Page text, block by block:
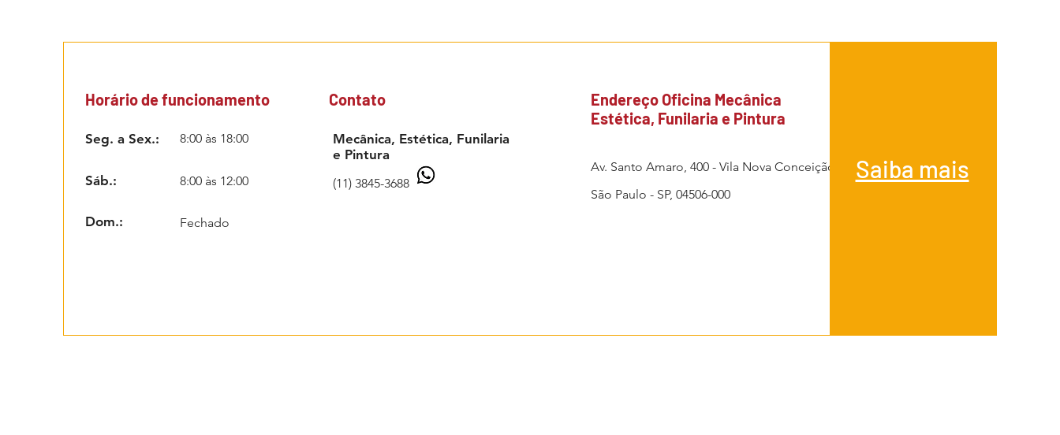
Horário de funcionamento
Seg. a Sex.: 8:00 às 18:00
Sáb.: 8:00 às 12:00
Dom.: Fechado
Contato
Mecânica, Estética, Funilaria
e Pintura
(11) 3845-3688
Endereço Oficina Mecânica
Estética, Funilaria e Pintura
Av. Santo Amaro, 400 - Vila Nova Conceição
São Paulo - SP, 04506-000
Saiba mais